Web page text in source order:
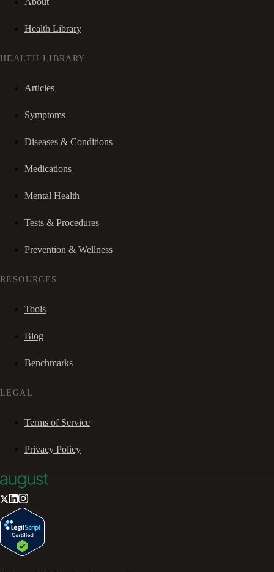
Health Library
HEALTH LIBRARY
Articles
Symptoms
Diseases & Conditions
Medications
Mental Health
Tests & Procedures
Prevention & Wellness
RESOURCES
Tools
Blog
Benchmarks
LEGAL
Terms of Service
Privacy Policy